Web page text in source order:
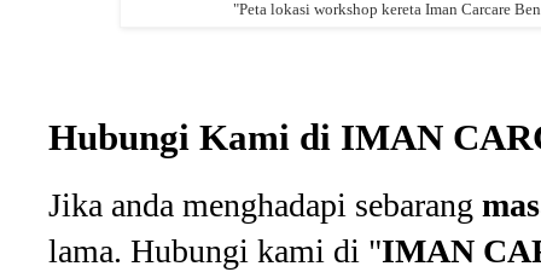
"Peta lokasi workshop kereta Iman Carcare
Hubungi Kami di IMAN
Jika anda menghadapi sebarang
lama. Hubungi kami di "IMAN